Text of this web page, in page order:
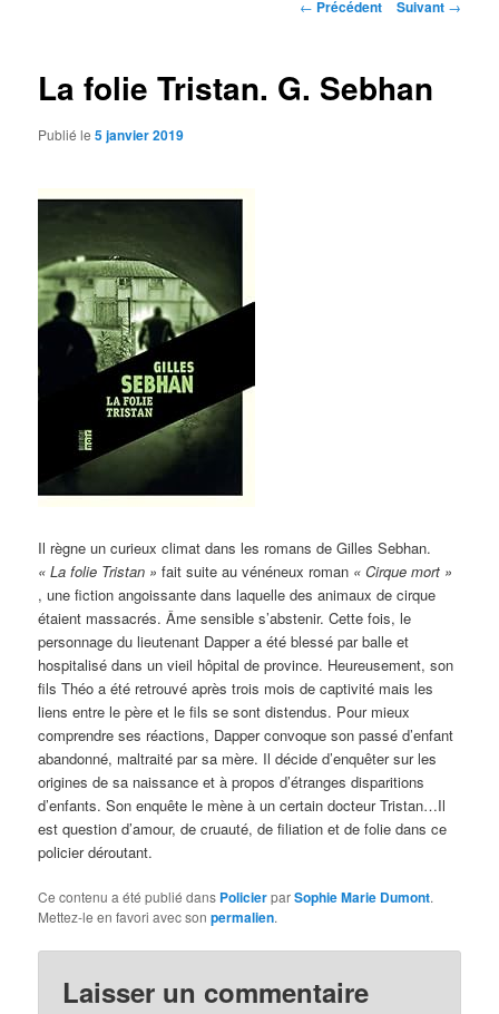
← Précédent Suivant →
La folie Tristan. G. Sebhan
Publié le5 janvier 2019
Il règne un curieux climat dans les romans de Gilles Sebhan.
« La folie Tristan » fait suite au vénéneux roman « Cirque mort »
, une fiction angoissante dans laquelle des animaux de cirque
étaient massacrés. Âme sensible s’abstenir. Cette fois, le
personnage du lieutenant Dapper a été blessé par balle et
hospitalisé dans un vieil hôpital de province. Heureusement, son
fils Théo a été retrouvé après trois mois de captivité mais les
liens entre le père et le fils se sont distendus. Pour mieux
comprendre ses réactions, Dapper convoque son passé d’enfant
abandonné, maltraité par sa mère. Il décide d’enquêter sur les
origines de sa naissance et à propos d’étranges disparitions
d’enfants. Son enquête le mène à un certain docteur Tristan…Il
est question d’amour, de cruauté, de filiation et de folie dans ce
policier déroutant.
Ce contenu a été publié dans PolicierparSophie Marie Dumont.
Mettez-le en favori avec sonpermalien.
Laisser un commentaire